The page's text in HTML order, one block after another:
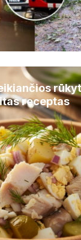
receptas